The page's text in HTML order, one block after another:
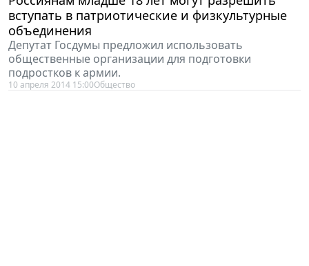
вступать в патриотические и физкультурные
объединения
Депутат Госдумы предложил использовать
общественные организации для подготовки
подростков к армии.
10 апреля 2014 15:00Общество